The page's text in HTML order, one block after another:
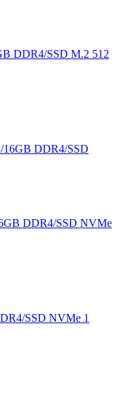
DDR4/SSD M.2 512
DDR4/SSD NVMe